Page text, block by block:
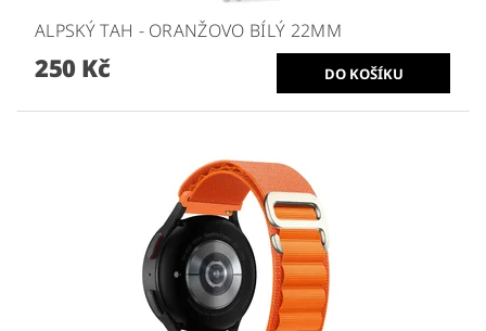
ALPSKÝ TAH - ORANŽOVO BÍLÝ 22MM
250 Kč